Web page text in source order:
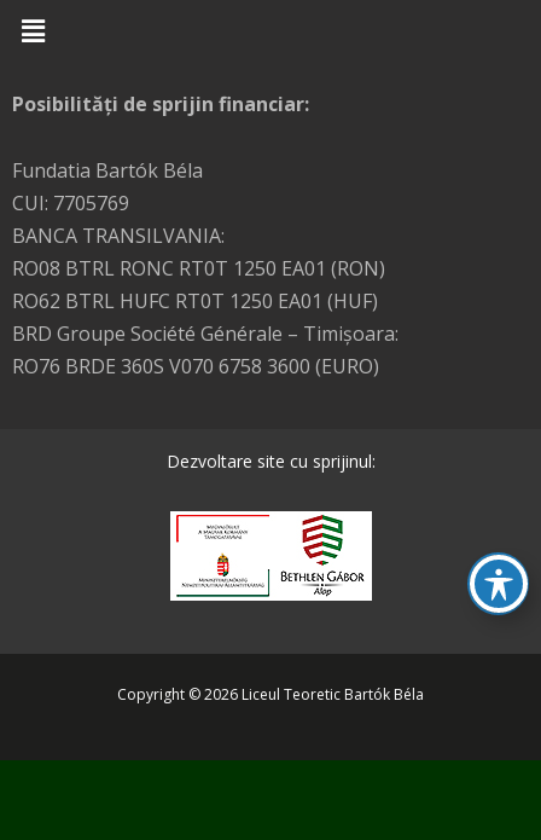
Menu
Posibilități de sprijin financiar:
Fundatia Bartók Béla
CUI: 7705769
BANCA TRANSILVANIA:
RO08 BTRL RONC RT0T 1250 EA01 (RON)
RO62 BTRL HUFC RT0T 1250 EA01 (HUF)
BRD Groupe Société Générale – Timişoara:
RO76 BRDE 360S V070 6758 3600 (EURO)
Dezvoltare site cu sprijinul:
Copyright © 2026 Liceul Teoretic Bartók Béla